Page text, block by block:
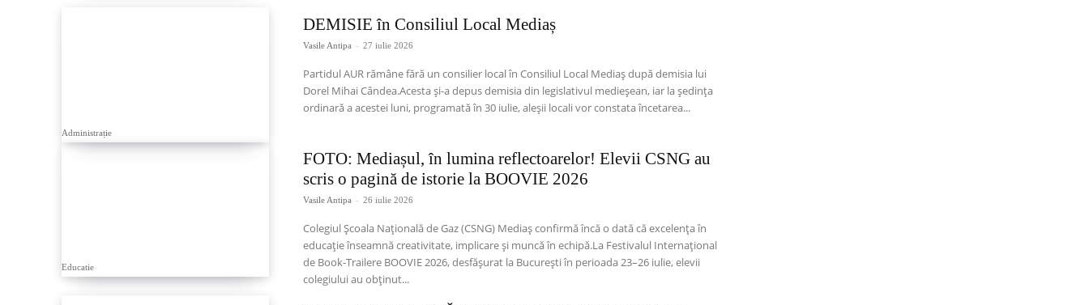
Administrație
DEMISIE în Consiliul Local Mediaș
Vasile Antipa - 27 iulie 2026
Partidul AUR rămâne fără un consilier local în Consiliul Local Mediaș după demisia lui
Dorel Mihai Cândea.Acesta și-a depus demisia din legislativul medieșean, iar la ședința
ordinară a acestei luni, programată în 30 iulie, aleșii locali vor constata încetarea...
Educatie
FOTO: Mediașul, în lumina reflectoarelor! Elevii CSNG au
scris o pagină de istorie la BOOVIE 2026
Vasile Antipa - 26 iulie 2026
Colegiul Școala Națională de Gaz (CSNG) Mediaș confirmă încă o dată că excelența în
educație înseamnă creativitate, implicare și muncă în echipă.La Festivalul Internațional
de Book-Trailere BOOVIE 2026, desfășurat la București în perioada 23–26 iulie, elevii
colegiului au obținut...